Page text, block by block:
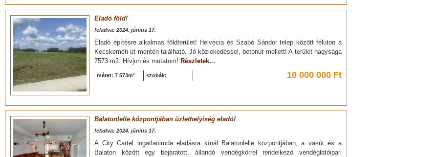
Eladó föld!
feladva: 2024. június 17.
Eladó építésre alkalmas földterület! Helvécia és Szabó Sándor telep között félúton a
Kecskeméti út mentén található. Jó közlekedéssel, betonút mellett! A terület nagysága
7573 m2. Hívjon és mutatom! Részletek...
méret: 7 573m² szobák: 10 000 000 Ft
Balatonlelle központjában üzlethelyiség eladó!
feladva: 2024. június 17.
A City Cartel ingatlaniroda eladásra kínál Balatonlelle központjában, a vasút és a
Balaton között egy bejáratott, állandó vendégkörrel rendelkező vendéglátóipari